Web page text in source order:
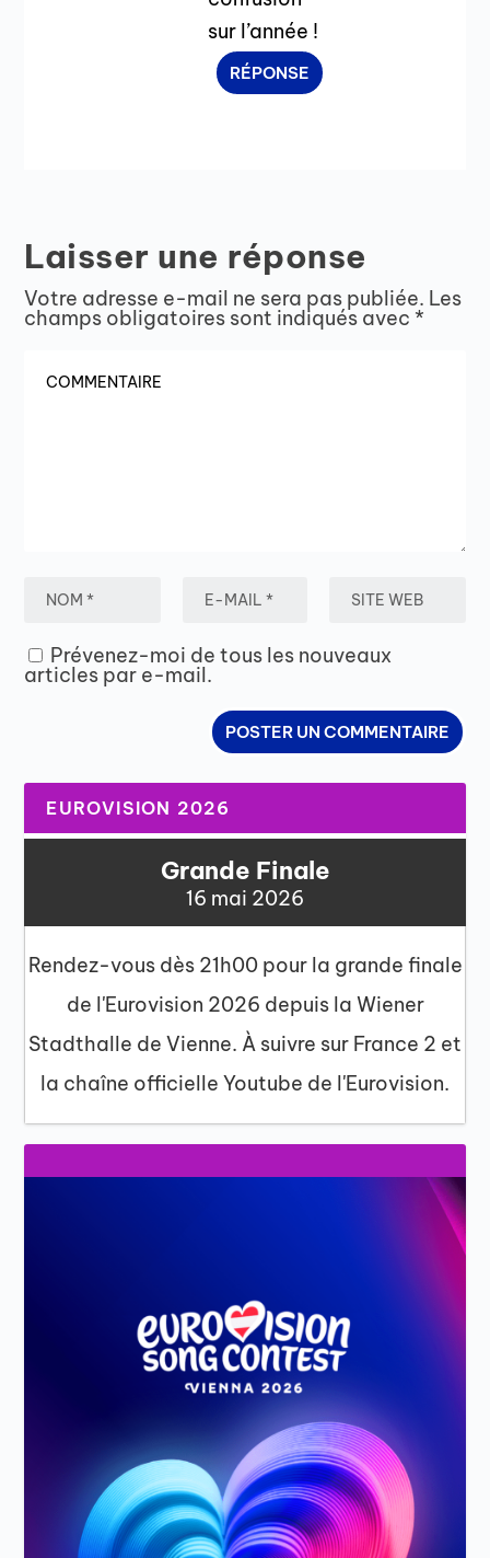
sur l’année !
RÉPONSE
Laisser une réponse
Votre adresse e-mail ne sera pas publiée. Les
champs obligatoires sont indiqués avec *
Prévenez-moi de tous les nouveaux
articles par e-mail.
EUROVISION 2026
Grande Finale
16 mai 2026
Rendez-vous dès 21h00 pour la grande finale
de l'Eurovision 2026 depuis la Wiener
Stadthalle de Vienne. À suivre sur France 2 et
la chaîne officielle Youtube de l'Eurovision.